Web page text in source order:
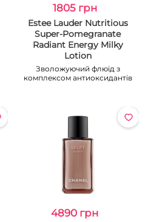
1805 грн
Estee Lauder Nutritious
Super-Pomegranate
Radiant Energy Milky
Lotion
Зволожуючий флюід з
комплексом антиоксидантів
4890 грн